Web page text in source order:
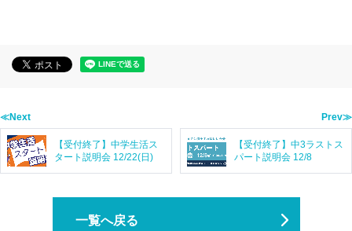
≪Next
【受付終了】中学生活ス
タート説明会 12/22(日)
Prev≫
【受付終了】中3ラストス
パート説明会 12/8
一覧へ戻る